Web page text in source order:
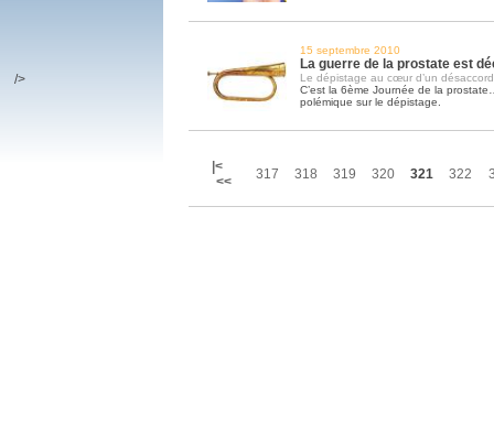
15 septembre 2010
La guerre de la prostate est
Le dépistage au cœur d’un
C’est la 6ème Journée de la
polémique sur le dépistage.
|<
<<
317 318 319 320 321 322
/>